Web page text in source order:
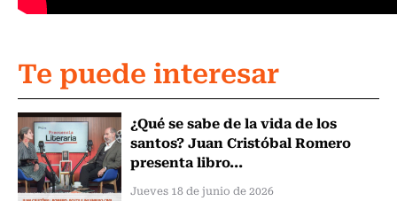
Te puede interesar
¿Qué se sabe de la vida de los
santos? Juan Cristóbal Romero
presenta libro...
Jueves 18 de junio de 2026